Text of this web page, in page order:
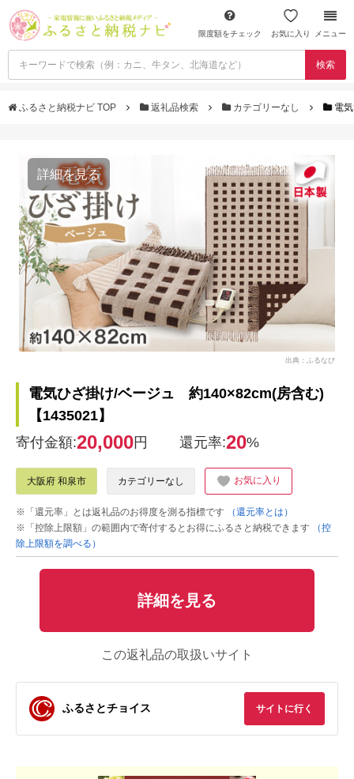
限度額をチェック お気に入り メニュー
検索
ふるさと納税ナビ TOP 返礼品検索 カテゴリーなし 電
詳細を見る
出典：ふるなび
電気ひざ掛け/ベージュ 約140×82cm(房含む)
【1435021】
寄付金額:20,000円 還元率:20%
大阪府 和泉市 カテゴリーなし お気に入り
※「還元率」とは返礼品のお得度を測る指標です
（還元率とは）
※「控除上限額」の範囲内で寄付するとお得にふるさと納税できます
（控
除上限額を調べる）
詳細を見る
この返礼品の取扱いサイト
ふるさとチョイス サイトに行く